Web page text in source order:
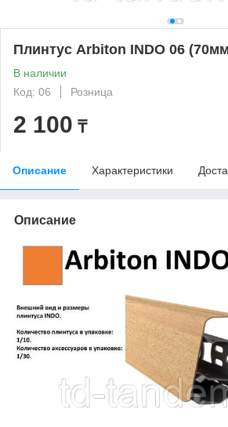
Плинтус Arbiton INDO 06
В наличии
Код: 06
Розница
2 100 ₸
Описание Характеристики
Описание